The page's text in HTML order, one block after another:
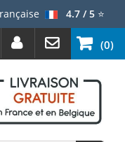
4.7 / 5⭐
(0)